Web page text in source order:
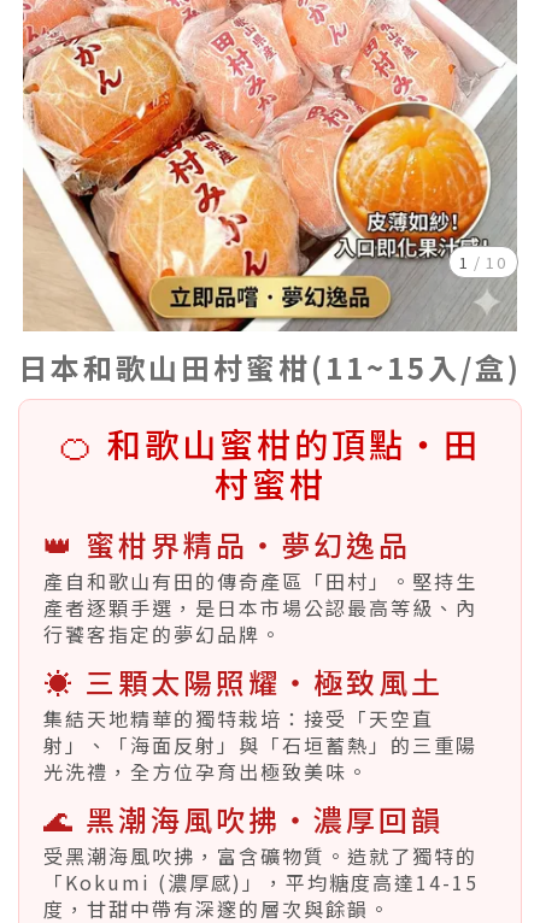
1 / 10
日本和歌山田村蜜柑(11~15入/盒)
🍊 和歌山蜜柑的頂點・田
村蜜柑
👑 蜜柑界精品・夢幻逸品
產自和歌山有田的傳奇產區「田村」。堅持生
產者逐顆手選，是日本市場公認最高等級、內
行饕客指定的夢幻品牌。
☀️ 三顆太陽照耀・極致風土
集結天地精華的獨特栽培：接受「天空直
射」、「海面反射」與「石垣蓄熱」的三重陽
光洗禮，全方位孕育出極致美味。
🌊 黑潮海風吹拂・濃厚回韻
受黑潮海風吹拂，富含礦物質。造就了獨特的
「Kokumi (濃厚感)」，平均糖度高達14-15
度，甘甜中帶有深邃的層次與餘韻。